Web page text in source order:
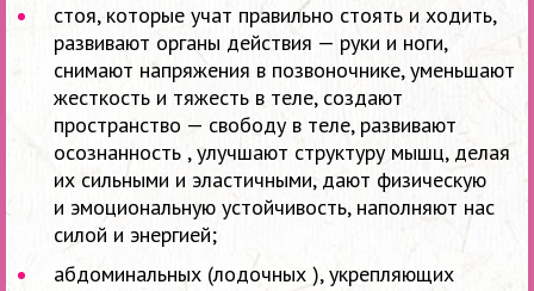
стоя, которые учат правильно стоять и ходить,
развивают органы действия — руки и ноги,
снимают напряжения в позвоночнике, уменьшают
жесткость и тяжесть в теле, создают
пространство — свободу в теле, развивают
осознанность , улучшают структуру мышц, делая
их сильными и эластичными, дают физическую
и эмоциональную устойчивость, наполняют нас
силой и энергией;
абдоминальных (лодочных ), укрепляющих